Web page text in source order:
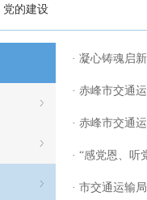
党的建设
· 凝心铸魂启
· 赤峰市交通
· 赤峰市交通
· “感党恩、
· 市交通运输